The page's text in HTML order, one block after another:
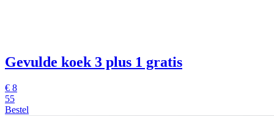
Gevulde koek 3 plus 1 gratis
€ 8
55
Bestel